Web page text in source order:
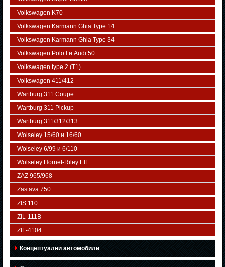
Volkswagen K70
Volkswagen Karmann Ghia Type 14
Volkswagen Karmann Ghia Type 34
Volkswagen Polo I и Audi 50
Volkswagen typе 2 (Т1)
Volkswagen 411/412
Wartburg 311 Coupe
Wartburg 311 Pickup
Wartburg 311/312/313
Wolseley 15/60 и 16/60
Wolseley 6/99 и 6/110
Wolseley Hornet-Riley Elf
ZAZ 965/968
Zastava 750
ZIS 110
ZIL-111В
ZIL-4104
Концептуални автомобили